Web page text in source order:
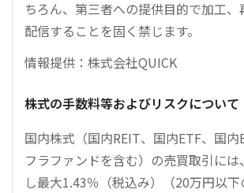
ちろん、第三者への提供目的で加工
配信することを固く禁じます。
情報提供：株式会社QUICK
株式の手数料等およびリスクについて
国内株式（国内REIT、国内ETF、国
フラファンドを含む）の売買取引に
し最大1.43％（税込み）（20万円以